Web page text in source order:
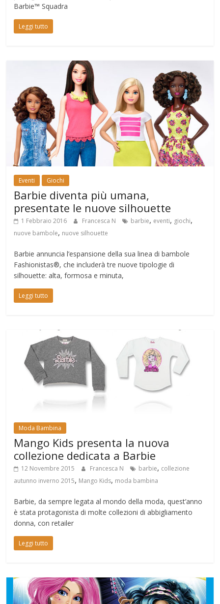
Barbie™ Squadra
Leggi tutto
Eventi Giochi
Barbie diventa più umana,
presentate le nuove silhouette
1 Febbraio 2016 Francesca N barbie, eventi, giochi,
nuove bambole, nuove silhouette
Barbie annuncia l’espansione della sua linea di bambole
Fashionistas®, che includerà tre nuove tipologie di
silhouette: alta, formosa e minuta,
Leggi tutto
Moda Bambina
Mango Kids presenta la nuova
collezione dedicata a Barbie
12 Novembre 2015 Francesca N barbie, collezione
autunno inverno 2015, Mango Kids, moda bambina
Barbie, da sempre legata al mondo della moda, quest’anno
è stata protagonista di molte collezioni di abbigliamento
donna, con retailer
Leggi tutto